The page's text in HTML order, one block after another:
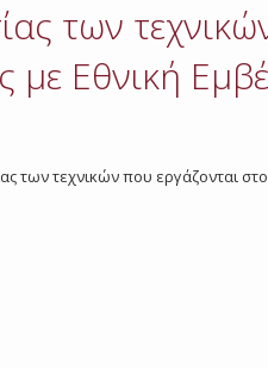
των
με Εθνική
τεχνικών που εργάζονται